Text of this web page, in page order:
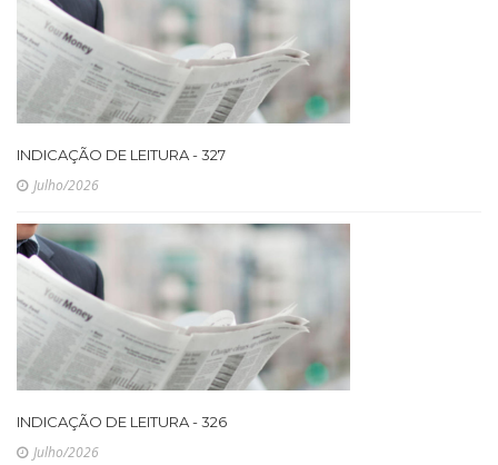
INDICAÇÃO DE LEITURA - 327
Julho/2026
INDICAÇÃO DE LEITURA - 326
Julho/2026